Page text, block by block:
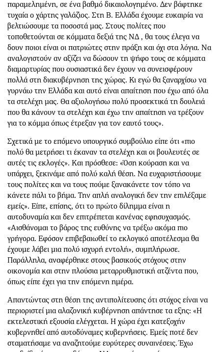
παραμελημένη, σε ένα βαθμό δικαιολογημένο. Δεν βάφτηκε
τυχαία ο χάρτης γαλάζιος. Στη Β. Ελλάδα έχουμε ευκαιρία να
βελτιώσουμε τα ποσοστά μας. Στους πολίτες που
τοποθετούνται σε κόμματα δεξιά της ΝΔ , θα τους έλεγα να
δουν ποιοι είναι οι πατριώτες στην πράξη και όχι στα λόγια. Να
αναλογιστούν αν αξίζει να δώσουν τη ψήφο τους σε κόμματα
διαμαρτυρίας που ουσιαστικά δεν έχουν να συνεισφέρουν
πολλά στη διακυβέρνηση της χώρας. Κι εγώ θα ξαναρχίσω να
γυρνάω την Ελλάδα και αυτό είναι απαίτηση που έχω από όλα
τα στελέχη μας. Θα αξιολογήσω πολύ προσεκτικά τη δουλειά
που θα κάνουν τα στελέχη και έχω την απαίτηση να τρέξουν
για το κόμμα όπως έτρεξαν για τον εαυτό τους».
Σχετικά με το επόμενο υπουργικό συμβούλιο είπε ότι «πιο
πολύ θα μετρήσει τι έκαναν τα στελέχη και οι βουλευτές σε
αυτές τις εκλογές». Και πρόσθεσε: «Όση κούραση και να
υπάρχει, ξεκινάμε από πολύ καλή θέση. Να ευχαριστήσουμε
τους πολίτες και να τους πούμε ξανακάνετε τον τόπο να
κάνετε πάλι το βήμα. Την απλή αναλογική δεν την επιλέξαμε
εμείς». Είπε, επίσης, ότι το πρώτο δίλημμα είναι η
αυτοδυναμία και δεν επιτρέπεται κανένας εφησυχασμός.
«Αισθάνομαι το βάρος της ευθύνης να τρέξω ακόμα πιο
γρήγορα. Εφόσον επιβεβαιωθεί το εκλογικό αποτέλεσμα θα
έχουμε λάβει μια πολύ ισχυρή εντολή», συμπλήρωσε.
Παράλληλα, αναφέρθηκε στους βασικούς στόχους στην
οικονομία και στην πλούσια μεταρρυθμιστική ατζέντα που,
όπως είπε έχει για την επόμενη ημέρα.
Απαντώντας στη θέση της αντιπολίτευσης ότι στόχος είναι να
περιοριστεί μια αλαζονική κυβέρνηση απάντησε τα εξης: «Η
εκτελεστική εξουσία ελέγχεται. Η χώρα έχει κατεξοχήν
κυβερνηθεί από αυτοδύναμες κυβερνήσεις. Εμείς ποτέ δεν
σταματήσαμε να αναζητούμε ευρύτερες συναινέσεις. Έχω